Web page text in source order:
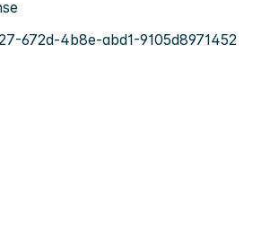
672d-4b8e-abd1-9105d8971452